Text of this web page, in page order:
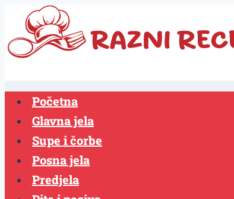
Razni
Recepti
content
Početna
Glavna jela
Supe i čorbe
Posna jela
Predjela